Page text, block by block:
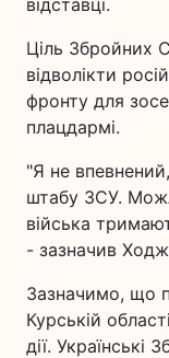
Ціль Збройних
відволікти
фронту для
плацдармі.
"Я не
штабу ЗСУ.
війська
- зазначив
Зазначимо, що
Курській
дії. Українські